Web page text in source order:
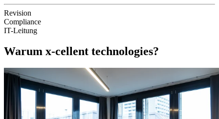
Revision
Compliance
IT-Leitung
Warum x-cellent technologies?